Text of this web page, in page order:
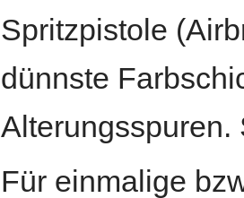
Spritzpistole
dünnste
Für einmalige